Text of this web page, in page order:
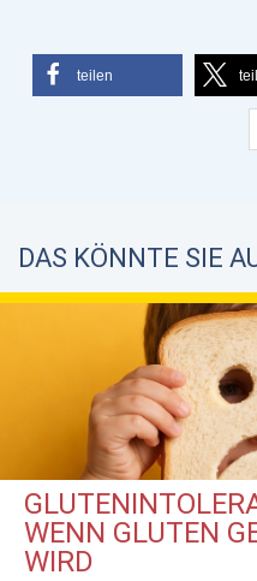
teilen
DAS KÖNNTE SIE
WENN GLUTEN
WIRD